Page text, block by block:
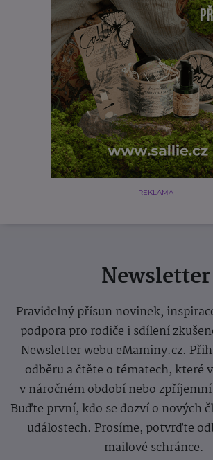
REKLAMA
Newsletter
Pravidelný přísun novinek,
podpora pro rodiče i sdílení
Newsletter webu eMaminy.cz.
odběru a čtěte o tématech, které
v náročném období nebo
Buďte první, kdo se dozví o nových
událostech. Prosíme, potvrďte
mailové schránce.